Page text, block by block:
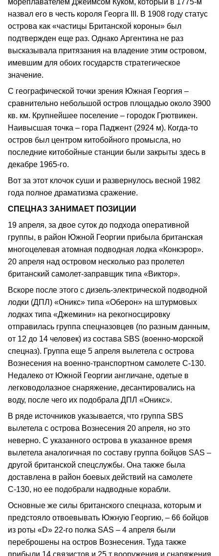
мореплавателем Джеймсом Куком, который в 1775-м
назвал его в честь короля Георга III. В 1908 году статус
острова как «частицы Британской короны» был
подтвержден еще раз. Однако Аргентина не раз
высказывала притязания на владение этим островом,
имевшим для обоих государств стратегическое
значение.
С географической точки зрения Южная Георгия –
сравнительно небольшой остров площадью около 3900
кв. км. Крупнейшее поселение – городок Грютвикен.
Наивысшая точка – гора Паджент (2924 м). Когда-то
остров был центром китобойного промысла, но
последние китобойные станции были закрыты здесь в
декабре 1965-го.
Вот за этот клочок суши и развернулось весной 1982
года полное драматизма сражение.
СПЕЦНАЗ ЗАНИМАЕТ ПОЗИЦИИ
19 апреля, за двое суток до подхода оперативной
группы, в район Южной Георгии прибыла британская
многоцелевая атомная подводная лодка «Конкэрор».
20 апреля над островом несколько раз пролетел
британский самолет-заправщик типа «Виктор».
Вскоре после этого с дизель-электрической подводной
лодки (ДПЛ) «Оникс» типа «Оберон» на штурмовых
лодках типа «Джемини» на рекогносцировку
отправилась группа спецназовцев (по разным данным,
от 12 до 14 человек) из состава SBS (военно-морской
спецназ). Группа еще 5 апреля вылетела с острова
Вознесения на военно-транспортном самолете С-130.
Недалеко от Южной Георгии англичане, одетые в
легководолазное снаряжение, десантировались на
воду, после чего их подобрала ДПЛ «Оникс».
В ряде источников указывается, что группа SBS
вылетела с острова Вознесения 20 апреля, но это
неверно. С указанного острова в указанное время
вылетела аналогичная по составу группа бойцов SAS –
другой британской спецслужбы. Она также была
доставлена в район боевых действий на самолете
С-130, но ее подобрали надводные корабли.
Основные же силы британского спецназа, которым и
предстояло отвоевывать Южную Георгию, – 66 бойцов
из роты «D» 22-го полка SAS – 4 апреля были
переброшены на остров Вознесения. Туда также
прибыли 14 связистов и 25 т вооружения и снаряжения